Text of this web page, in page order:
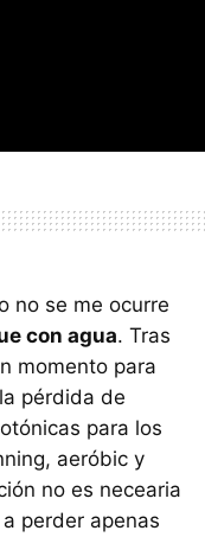
no se me ocurre
con agua. Tras
momento para
pérdida de
para los
aeróbic y
no es necearia
perder apenas